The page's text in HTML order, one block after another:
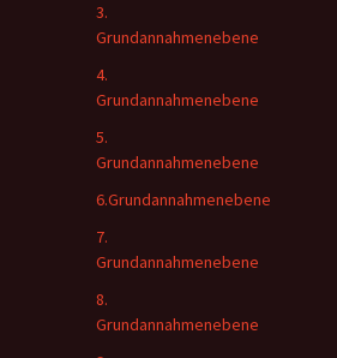
3.
Grundannahmenebene
4.
Grundannahmenebene
5.
Grundannahmenebene
6.Grundannahmenebene
7.
Grundannahmenebene
8.
Grundannahmenebene